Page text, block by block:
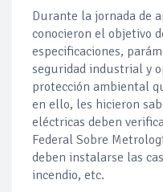
Durante la jornada de
conocieron el objetivo
especificaciones,
seguridad industrial y
protección ambiental
en ello, les hicieron
eléctricas deben
Federal Sobre
deben instalarse las
incendio, etc.